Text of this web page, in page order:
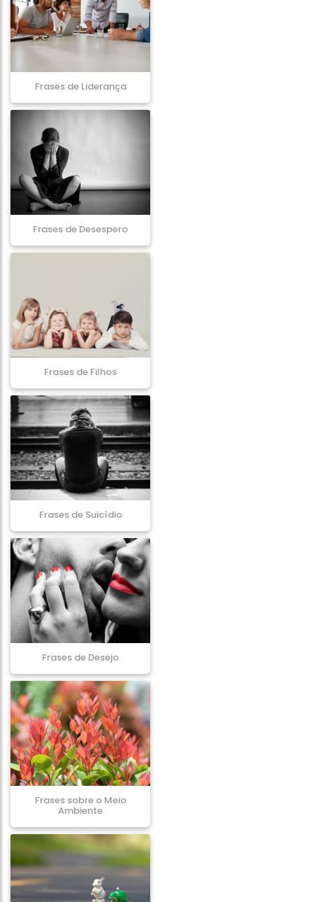
Frases de Liderança
Frases de Desespero
Frases de Filhos
Frases de Suicídio
Frases de Desejo
Frases sobre o Meio
Ambiente